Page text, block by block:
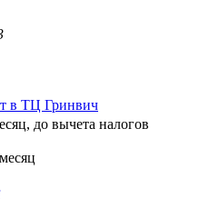
в ТЦ Гринвич
до вычета налогов